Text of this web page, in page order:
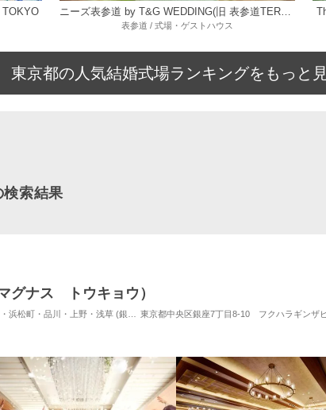
ニーズ表参道 by T&G WEDDING(旧 表参道TERRACE)
表参道 / 式場・ゲストハウス
東京都の人気結婚式場ランキングをもっと
索結果
ナス トウキョウ）
品川・上野・浅草 (銀座駅) / 式場・ゲストハウス 対応人数: 着席：2名
東京都中央区銀座7丁目8-10 フクハラギンザ